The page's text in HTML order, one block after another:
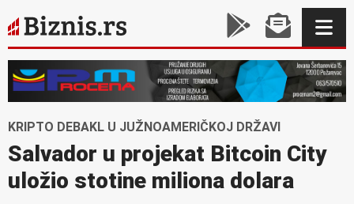
KRIPTO DEBAKL U JUŽNOAMERIČKOJ DRŽAVI
Salvador u projekat Bitcoin City
uložio stotine miliona dolara